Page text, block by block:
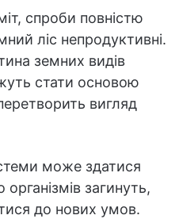
спроби повністю
ліс непродуктивні.
земних видів
стати основою
вигляд
може здатися
загинуть,
до нових умов.